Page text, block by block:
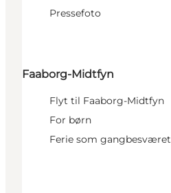
Pressefoto
Faaborg-Midtfyn
Flyt til Faaborg-Midtfyn
For børn
Ferie som gangbesværet